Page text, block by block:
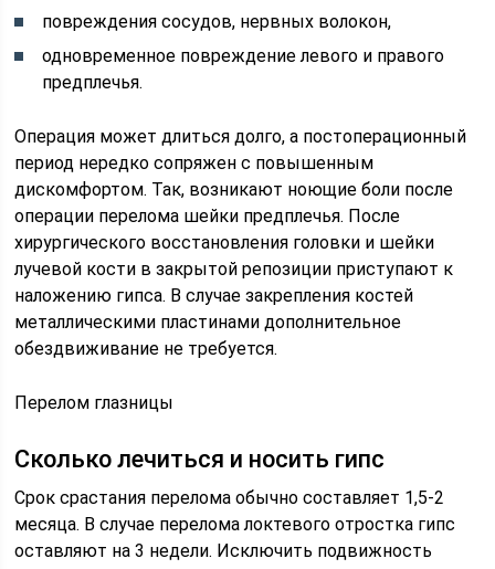
повреждения сосудов, нервных волокон,
одновременное повреждение левого и правого
предплечья.
Операция может длиться долго, а постоперационный
период нередко сопряжен с повышенным
дискомфортом. Так, возникают ноющие боли после
операции перелома шейки предплечья. После
хирургического восстановления головки и шейки
лучевой кости в закрытой репозиции приступают к
наложению гипса. В случае закрепления костей
металлическими пластинами дополнительное
обездвиживание не требуется.
Перелом глазницы
Сколько лечиться и носить гипс
Срок срастания перелома обычно составляет 1,5-2
месяца. В случае перелома локтевого отростка гипс
оставляют на 3 недели. Исключить подвижность